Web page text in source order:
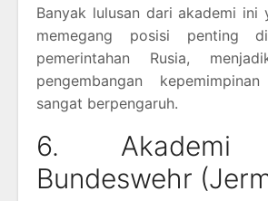
Banyak lulusan dari akademi ini
memegang posisi penting
pemerintahan Rusia,
pengembangan
sangat berpengaruh.
6. Akademi
Bundeswehr